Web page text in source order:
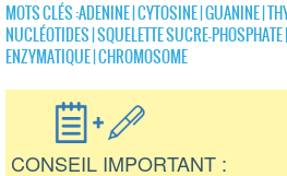
MOTS CLÉS :ADENINE|CYTOSINE|GUANINE|
NUCLÉOTIDES|SQUELETTE SUCRE-PHOSPHATE|
ENZYMATIQUE|CHROMOSOME
CONSEIL IMPORTANT :